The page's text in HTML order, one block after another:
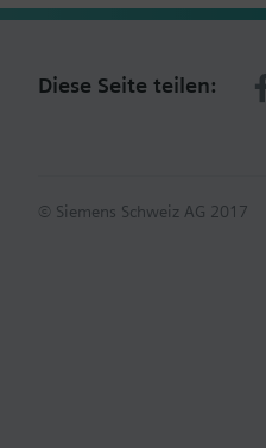
Diese Seite teilen:
© Siemens Schweiz AG 2017